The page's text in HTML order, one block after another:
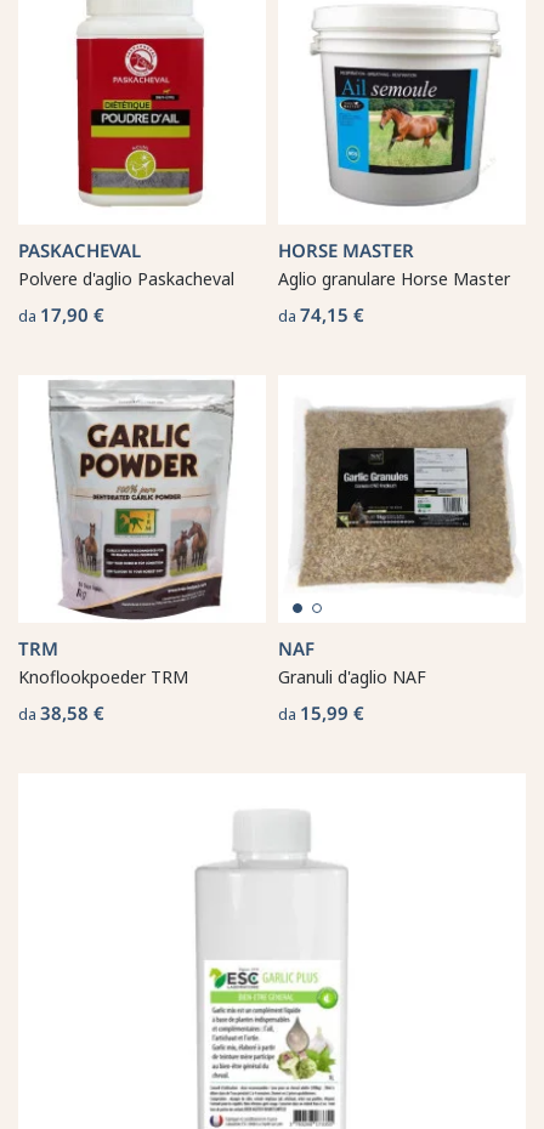
PASKACHEVAL
Polvere d'aglio Paskacheval
da 17,90 €
HORSE MASTER
Aglio granulare Horse Master
da 74,15 €
TRM
Knoflookpoeder TRM
da 38,58 €
NAF
Granuli d'aglio NAF
da 15,99 €